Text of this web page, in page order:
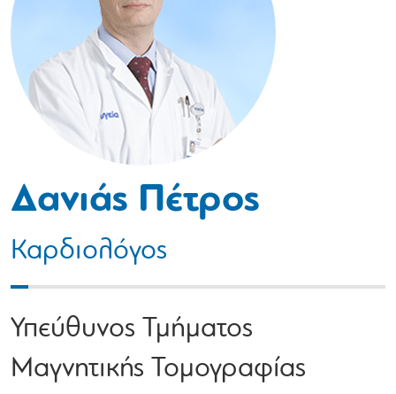
Δανιάς Πέτρος
Καρδιολόγος
Υπεύθυνος Τμήματος
Μαγνητικής Τομογραφίας